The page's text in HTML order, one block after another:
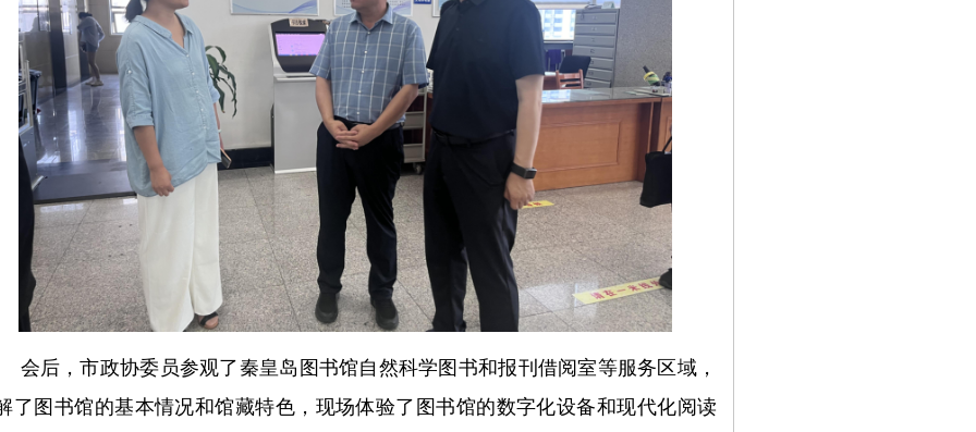
会后，市政协委员参观了秦皇岛图书馆自然科学图书和报刊借阅室等服务区域，
了图书馆的基本情况和馆藏特色，现场体验了图书馆的数字化设备和现代化阅读